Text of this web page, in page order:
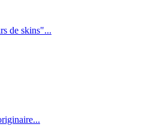
de skins"...